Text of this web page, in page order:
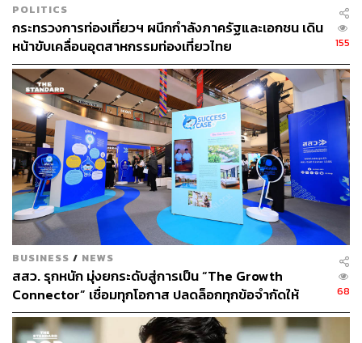
เมื่อเป็นอย่างนี้ สิ่งที่เกิดตามมาอย่างเห็นได้ชัดคือ มรดกที่ไม่
ได้เป็นของรัฐโดยตรงมักถูกมองข้าม เช่นการสูญเสียอาคาร
อันเป็นสัญลักษณ์ของสถาปัตยกรรมสมัยใหม่ อย่างโรงแรม
ดุสิตธานี ซึ่งถูกรื้อถอนในปี 2020 และ “อาคารหุ่นยนต์” ซึ่งอัต
ลักษณ์ทางสถาปัตยกรรมที่โดดเด่นถูกลบหายด้วยการ
ปรับปรุงครั้งล่าสุด ท่ามกลางเสียงประท้วงจากสาธารณชน
มรดกอันมีค่าเหล่านี้เมื่อสูญไปแล้วจะไม่มีทางกู้กลับมาได้
เป็นการสูญเสียทุนทางวัฒนธรรมของเราอย่างถาวร
POLITICS
กระทรวงการท่องเที่ยวฯ ผนึกกำลังภาครัฐและเอกชน เดิน
หน้าขับเคลื่อนอุตสาหกรรมท่องเที่ยวไทย
155
BUSINESS / NEWS
สสว. รุกหนัก มุ่งยกระดับสู่การเป็น “The Growth
Connector” เชื่อมทุกโอกาส ปลดล็อกทุกข้อจำกัดให้
SME ไทยโตไกลแรงเร็ว
68